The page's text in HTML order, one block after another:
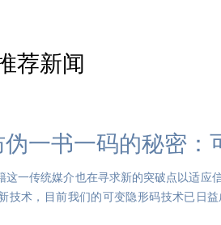
荐新闻
伪一书一码的秘密：
这一传统媒介也在寻求新的突破点以适应
技术，目前我们的可变隐形码技术已日